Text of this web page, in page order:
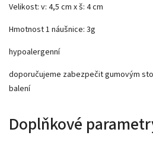
Velikost: v: 4,5 cm x š: 4 cm
Hmotnost 1 náušnice: 3g
hypoalergenní
doporučujeme zabezpečit gumovým
balení
Doplňkové